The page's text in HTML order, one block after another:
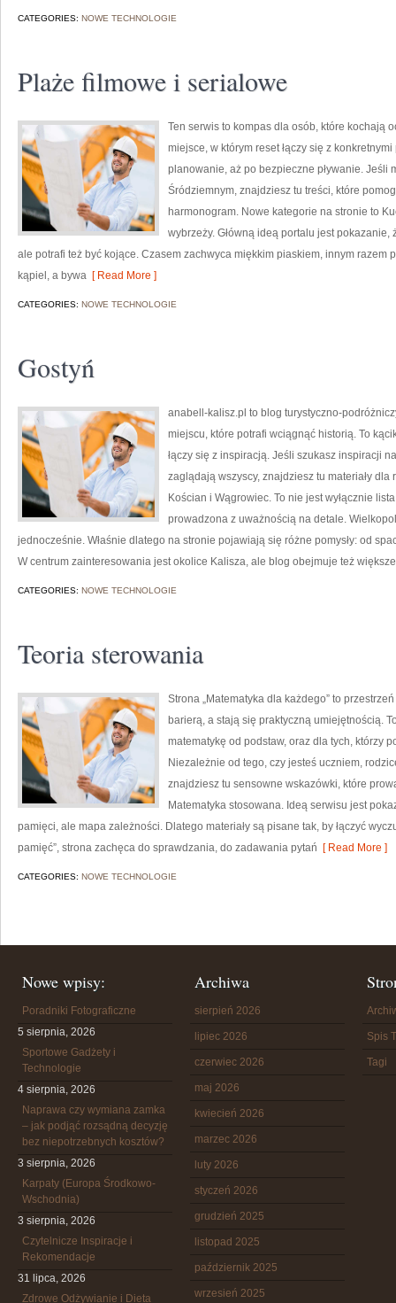
CATEGORIES: NOWE TECHNOLOGIE
Plaże filmowe i serialowe
Ten serwis to kompas dla osób, które kochają
miejsce, w którym reset łączy się z
planowanie, aż po bezpieczne pływanie. Jeśli
Śródziemnym, znajdziesz tu treści, które
harmonogram. Nowe kategorie na stronie to
wybrzeży. Główną ideą portalu jest
ale potrafi też być kojące. Czasem zachwyca miękkim piaskiem, innym razem
kąpiel, a bywa [ Read More ]
CATEGORIES: NOWE TECHNOLOGIE
Gostyń
anabell-kalisz.pl to blog turystyczno-
miejscu, które potrafi wciągnąć historią. To
łączy się z inspiracją. Jeśli szukasz inspiracji
zaglądają wszyscy, znajdziesz tu materiały
Kościan i Wągrowiec. To nie jest wyłącznie
prowadzona z uważnością na detale.
jednocześnie. Właśnie dlatego na stronie pojawiają się różne pomysły: od
W centrum zainteresowania jest okolice Kalisza, ale blog obejmuje też większe
CATEGORIES: NOWE TECHNOLOGIE
Teoria sterowania
Strona „Matematyka dla każdego” to
barierą, a stają się praktyczną umiejętnością.
matematykę od podstaw, oraz dla tych, którzy
Niezależnie od tego, czy jesteś uczniem,
znajdziesz tu sensowne wskazówki, które
Matematyka stosowana. Ideą serwisu jest
pamięci, ale mapa zależności. Dlatego materiały są pisane tak, by łączyć
pamięć”, strona zachęca do sprawdzania, do zadawania pytań [ Read More ]
CATEGORIES: NOWE TECHNOLOGIE
Nowe wpisy:
Poradniki Fotograficzne
5 sierpnia, 2026
Sportowe Gadżety i
Technologie
4 sierpnia, 2026
Naprawa czy wymiana zamka
– jak podjąć rozsądną decyzję
bez niepotrzebnych kosztów?
3 sierpnia, 2026
Karpaty (Europa Środkowo-
Wschodnia)
3 sierpnia, 2026
Czytelnicze Inspiracje i
Rekomendacje
31 lipca, 2026
Zdrowe Odżywianie i Dieta
Archiwa
sierpień 2026
lipiec 2026
czerwiec 2026
maj 2026
kwiecień 2026
marzec 2026
luty 2026
styczeń 2026
grudzień 2025
listopad 2025
październik 2025
wrzesień 2025
Spis
Tagi